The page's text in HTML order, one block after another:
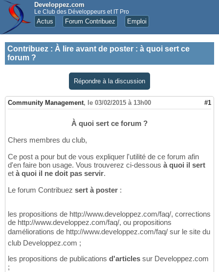
Developpez.com
Le Club des Développeurs et IT Pro
Actus Forum Contribuez Emploi
Contribuez : À lire avant de poster : à quoi sert ce
forum ?
Répondre à la discussion
Community Management, le 03/02/2015 à 13h00 #1
À quoi sert ce forum ?
Chers membres du club,
Ce post a pour but de vous expliquer l'utilité de ce forum afin
d'en faire bon usage. Vous trouverez ci-dessous à quoi il sert
et à quoi il ne doit pas servir.
Le forum Contribuez sert à poster :
les propositions de http://www.developpez.com/faq/, corrections
de http://www.developpez.com/faq/, ou propositions
daméliorations de http://www.developpez.com/faq/ sur le site du
club Developpez.com ;
les propositions de publications d'articles sur Developpez.com
;